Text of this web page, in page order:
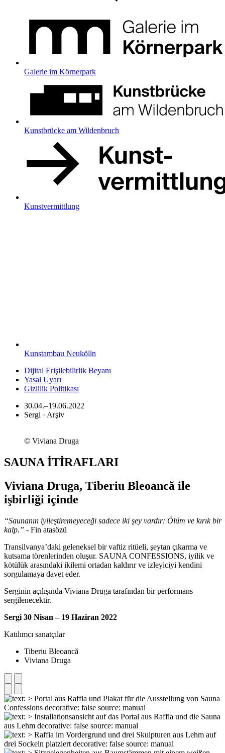
Galerie im Körnerpark
Kunstbrücke am Wildenbruch
Kunstvermittlung
Kunstambau Neukölln
Dijital Erişilebilirlik Beyanı
Yasal Uyarı
Gizlilik Politikası
30.04.–19.06.2022
Sergi · Arşiv
© Viviana Druga
SAUNA İTİRAFLARI
Viviana Druga, Tiberiu Bleoancă ile
işbirliği içinde
“Saunanın iyileştiremeyeceği sadece iki şey vardır: Ölüm ve kırık bir
kalp.” - Fin atasözü
Transilvanya’daki geleneksel bir vaftiz ritüeli, şeytan çıkarma ve
kutsama törenlerinden oluşur. SAUNA CONFESSIONS, iyilik ve
kötülük arasındaki ikilemi ortadan kaldırır ve izleyiciyi kendini
sorgulamaya davet eder.
Serginin açılışında Viviana Druga tarafından bir performans
sergilenecektir.
Sergi 30 Nisan – 19 Haziran 2022
Katılımcı sanatçılar
Tiberiu Bleoancă
Viviana Druga